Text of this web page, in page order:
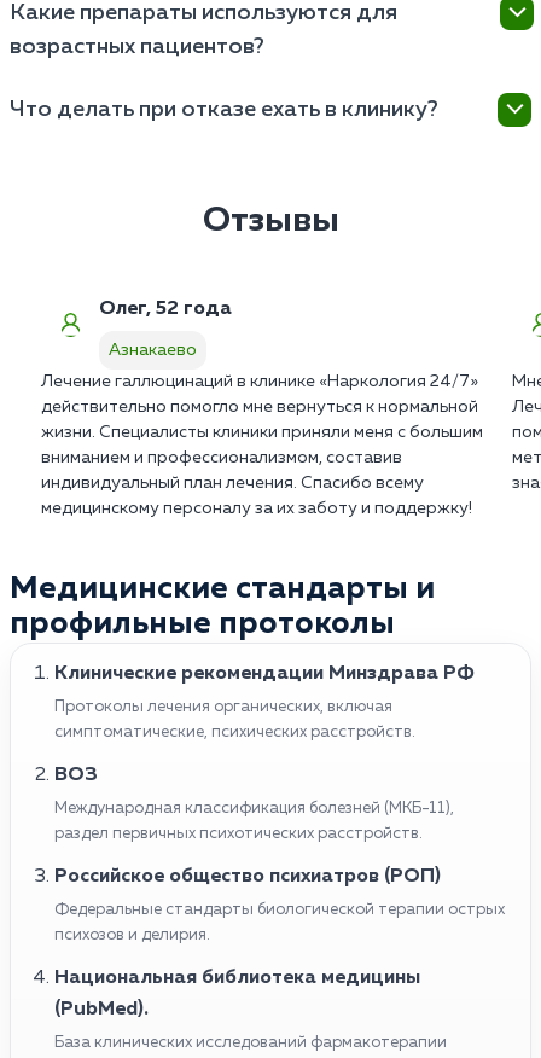
строго конфиденциальна. Мы не ставим пациентов
на государственный учет в ПНД и не передаем
Какие препараты используются для
возрастных пациентов?
сосудистые препараты последнего поколения. Они
Что делать при отказе ехать в клинику?
алгоритмы клинической интервенции для снятия
Отзывы
Олег, 52 года
Азнакаево
Лечение галлюцинаций в клинике «Наркология 24/7»
действительно помогло мне вернуться к нормальной
жизни. Специалисты клиники приняли меня с большим
вниманием и профессионализмом, составив
индивидуальный план лечения. Спасибо всему
медицинскому персоналу за их заботу и поддержку!
Медицинские стандарты и
профильные протоколы
Клинические рекомендации Минздрава РФ
Протоколы лечения органических, включая
симптоматические, психических расстройств.
ВОЗ
Международная классификация болезней (МКБ-11),
раздел первичных психотических расстройств.
Российское общество психиатров (РОП)
Федеральные стандарты биологической терапии острых
психозов и делирия.
Национальная библиотека медицины
(PubMed).
База клинических исследований фармакотерапии